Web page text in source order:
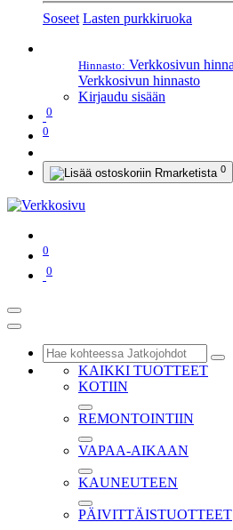
Soseet Lasten purkkiruoka
Hinnasto: Verkkosivun
Verkkosivun hinnasto
Kirjaudu sisään
0
0
0
0
0
KAIKKI TUOTTEET
KOTIIN
REMONTOINTIIN
VAPAA-AIKAAN
KAUNEUTEEN
PÄIVITTÄISTUOTTEET